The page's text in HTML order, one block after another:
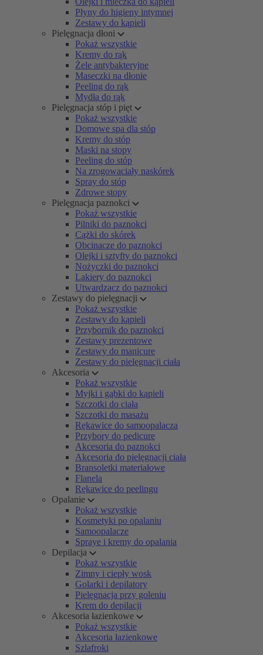
Płyny do higieny intymnej
Zestawy do kąpieli
Pielęgnacja dłoni
Pokaż wszystkie
Kremy do rąk
Żele antybakteryjne
Maseczki na dłonie
Peeling do rąk
Mydła do rąk
Pielęgnacja stóp i pięt
Pokaż wszystkie
Domowe spa dla stóp
Kremy do stóp
Maski na stopy
Peeling do stóp
Na zrogowaciały naskórek
Spray do stóp
Zdrowe stopy
Pielęgnacja paznokci
Pokaż wszystkie
Pilniki do paznokci
Cążki do skórek
Obcinacze do paznokci
Olejki i sztyfty do paznokci
Nożyczki do paznokci
Lakiery do paznokci
Utwardzacz do paznokci
Zestawy do pielęgnacji
Pokaż wszystkie
Zestawy do kąpieli
Przybornik do paznokci
Zestawy prezentowe
Zestawy do manicure
Zestawy do pielęgnacji ciała
Akcesoria
Pokaż wszystkie
Myjki i gąbki do kąpieli
Szczotki do ciała
Szczotki do masażu
Rękawice do samoopalacza
Przybory do pedicure
Akcesoria do paznokci
Akcesoria do pielęgnacji ciała
Bransoletki materiałowe
Flanela
Rękawice do peelingu
Opalanie
Pokaż wszystkie
Kosmetyki po opalaniu
Samoopalacze
Spraye i kremy do opalania
Depilacja
Pokaż wszystkie
Zimny i ciepły wosk
Golarki i depilatory
Pielęgnacja przy goleniu
Krem do depilacji
Akcesoria łazienkowe
Pokaż wszystkie
Akcesoria łazienkowe
Szlafroki